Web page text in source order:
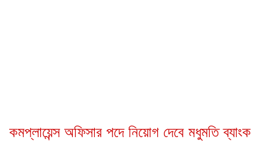
কমপ্লায়েন্স অফিসার পদে নিয়োগ দেবে মধুমতি ব্যাংক